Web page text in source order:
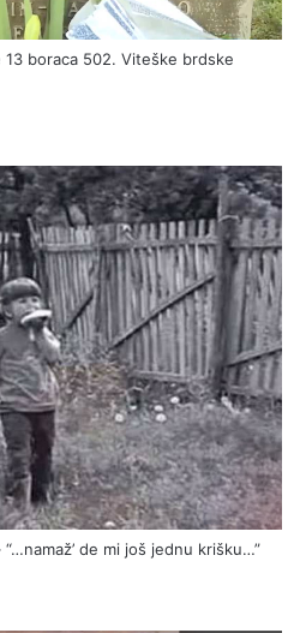
boraca 502. Viteške brdske
de mi još jednu krišku…”